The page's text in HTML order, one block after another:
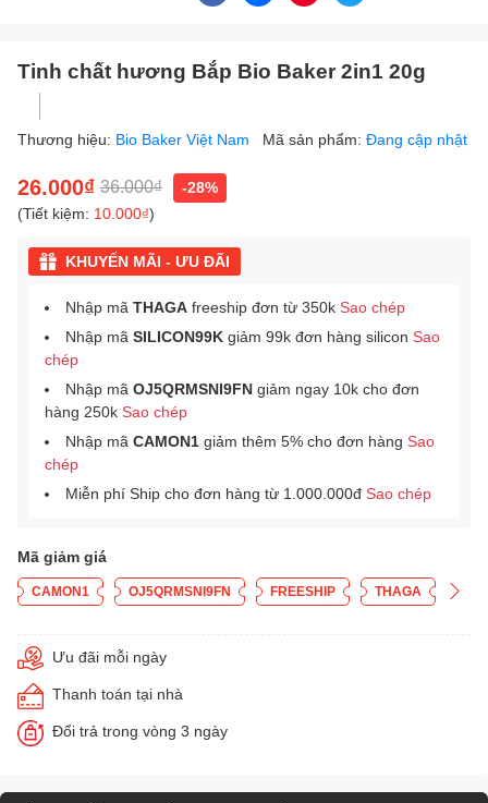
Tinh chất hương Bắp Bio Baker 2in1 20g
Thương hiệu: Bio Baker Việt Nam Mã sản phẩm: Đang cập nhật
26.000₫ 36.000₫
-28%
(Tiết kiệm: 10.000₫)
KHUYẾN MÃI - ƯU ĐÃI
Nhập mã THAGA freeship đơn từ 350k Sao chép
Nhập mã SILICON99K giảm 99k đơn hàng silicon Sao
chép
Nhập mã OJ5QRMSNI9FN giảm ngay 10k cho đơn
hàng 250k Sao chép
Nhập mã CAMON1 giảm thêm 5% cho đơn hàng Sao
chép
Miễn phí Ship cho đơn hàng từ 1.000.000đ Sao chép
Mã giảm giá
CAMON1 OJ5QRMSNI9FN FREESHIP THAGA
Ưu đãi mỗi ngày
Thanh toán tại nhà
Đổi trả trong vòng 3 ngày